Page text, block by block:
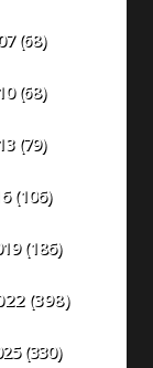
(68)
(68)
(79)
(106)
(186)
(398)
(330)